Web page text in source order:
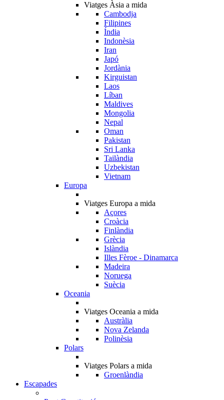
Viatges Àsia a mida
Cambodja
Filipines
Índia
Indonèsia
Iran
Japó
Jordània
Kirguistan
Laos
Líban
Maldives
Mongolia
Nepal
Oman
Pakistan
Sri Lanka
Tailàndia
Uzbekistan
Vietnam
Europa
Viatges Europa a mida
Açores
Croàcia
Finlàndia
Grècia
Islàndia
Illes Fèroe - Dinamarca
Madeira
Noruega
Suècia
Oceania
Viatges Oceania a mida
Austràlia
Nova Zelanda
Polinèsia
Polars
Viatges Polars a mida
Groenlàndia
Escapades